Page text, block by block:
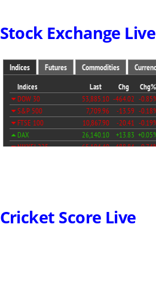
Stock Exchange Live
Cricket Score Live